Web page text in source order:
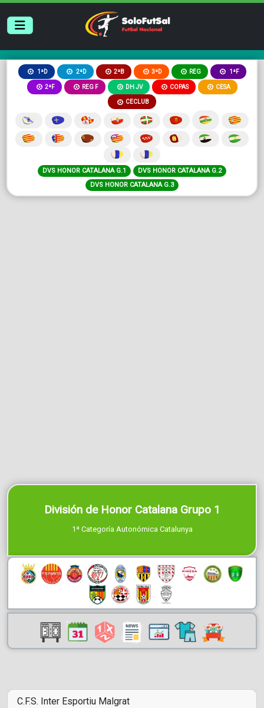
1ªD 2ªD 2ªB 3ªD REG 1ªF
2ªF REG F DH JV COPAS CESA
CECLUB
DVS HONOR CATALANA G.1
DVS HONOR CATALANA G.2
DVS HONOR CATALANA G.3
División de Honor Catalana Grupo 1
1ª Categoría Autonómica Catalunya
C.F.S. Inter Esportiu Malgrat